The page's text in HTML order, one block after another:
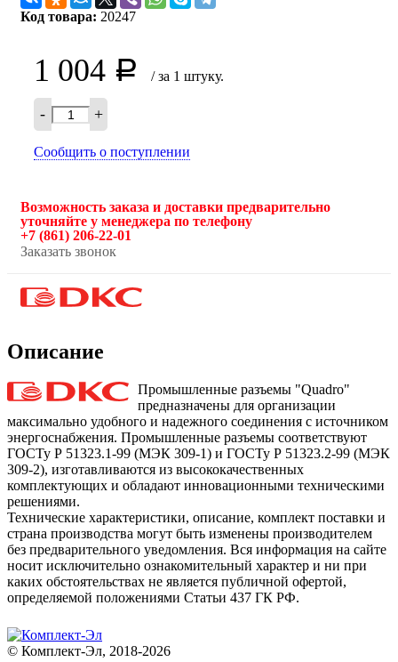
Код товара: 20247
1 004 Р / за 1 штуку.
- +
Сообщить о поступлении
Возможность заказа и доставки предварительно
уточняйте у менеджера по телефону
+7 (861) 206-22-01
Заказать звонок
Описание
Промышленные разъемы "Quadro"
предназначены для организации
максимально удобного и надежного соединения с источником
энергоснабжения. Промышленные разъемы соответствуют
ГОСТу Р 51323.1-99 (МЭК 309-1) и ГОСТу Р 51323.2-99 (МЭК
309-2), изготавливаются из высококачественных
комплектующих и обладают инновационными техническими
решениями.
Технические характеристики, описание, комплект поставки и
страна производства могут быть изменены производителем
без предварительного уведомления. Вся информация на сайте
носит исключительно ознакомительный характер и ни при
каких обстоятельствах не является публичной офертой,
определяемой положениями Статьи 437 ГК РФ.
© Комплект-Эл, 2018-2026